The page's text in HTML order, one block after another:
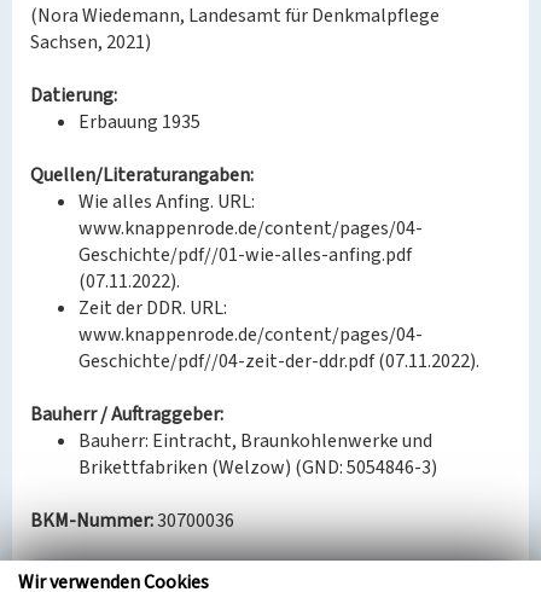
(Nora Wiedemann, Landesamt für Denkmalpflege
Sachsen, 2021)
Datierung:
Erbauung 1935
Quellen/Literaturangaben:
Wie alles Anfing. URL:
www.knappenrode.de/content/pages/04-
Geschichte/pdf//01-wie-alles-anfing.pdf
(07.11.2022).
Zeit der DDR. URL:
www.knappenrode.de/content/pages/04-
Geschichte/pdf//04-zeit-der-ddr.pdf (07.11.2022).
Bauherr / Auftraggeber:
Bauherr: Eintracht, Braunkohlenwerke und
Brikettfabriken (Welzow) (GND: 5054846-3)
BKM-Nummer:30700036
Wir verwenden Cookies